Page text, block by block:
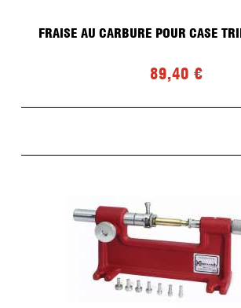
FRAISE AU CARBURE POUR CASE
89,40 €